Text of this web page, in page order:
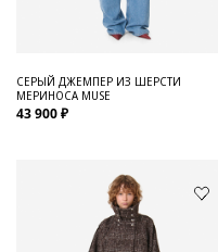
СЕРЫЙ ДЖЕМПЕР ИЗ ШЕРСТИ
МЕРИНОСА MUSE
43 900 ₽